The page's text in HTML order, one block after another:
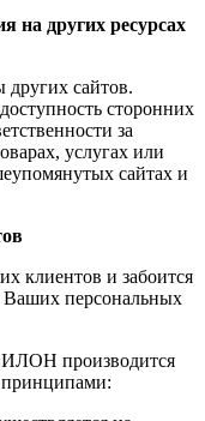
на других ресурсах
сайтов.
сторонних
за
услугах или
сайтах и
клиентов и забоится
Ваших персональных
производится
принципами: